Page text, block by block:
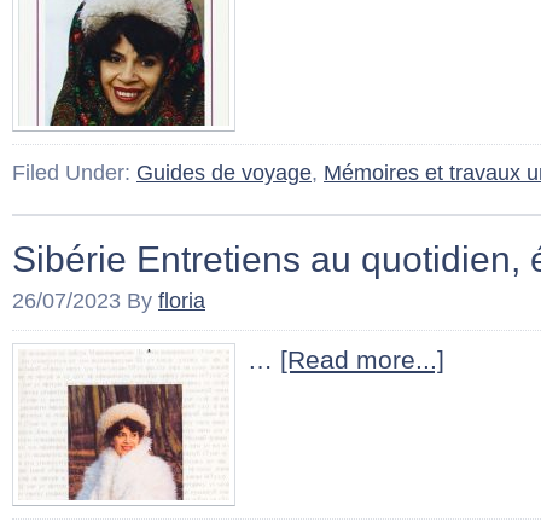
Filed Under: Guides de voyage, Mémoires et travaux
Sibérie Entretiens au quotidien,
26/07/2023 By floria
… [Read more...]